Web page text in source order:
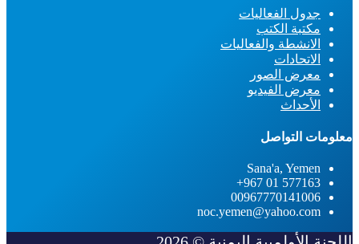
جدول الفعاليات
مكتبة الكتب
الانشطة والفعاليات
الاتحادات
معرض الصور
معرض الفيديو
الأحداث
معلومات التواصل
Sana'a, Yemen
577163 01 967+
00967770141006
noc.yemen@yahoo.com